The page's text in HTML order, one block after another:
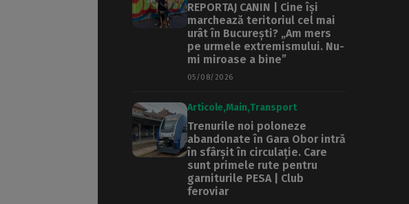
REPORTAJ CANIN | Cine își
marchează teritoriul cel mai
urât în București? „Am mers
pe urmele extremismului. Nu-
mi miroase a bine”
05/08/2026
Articole Main Transport
Trenurile noi poloneze
abandonate în Gara Obor intră
în sfârșit în circulație. Care
sunt primele rute pentru
garniturile PESA | Club
feroviar